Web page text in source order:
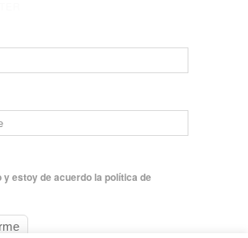
y estoy de acuerdo la política de